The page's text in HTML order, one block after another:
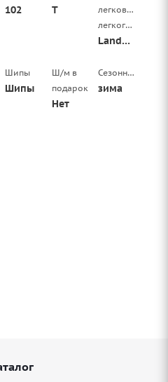
102 T
легковой/
легкогрузовой
LandSail
Шипы
Шипы
Ш/м в
подарок
Нет
Сезонность
зима